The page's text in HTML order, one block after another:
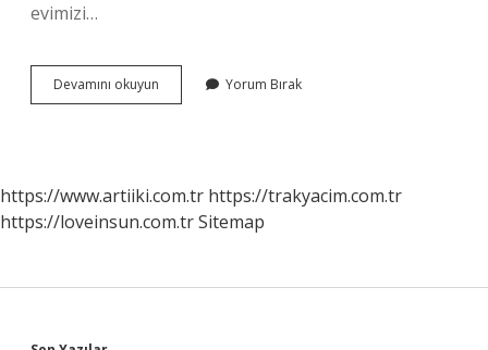
evimizi…
Devamını okuyun
Kaçıncı
Yorum Bırak
https://www.artiiki.com.tr https://trakyacim.com.tr
https://loveinsun.com.trSitemap